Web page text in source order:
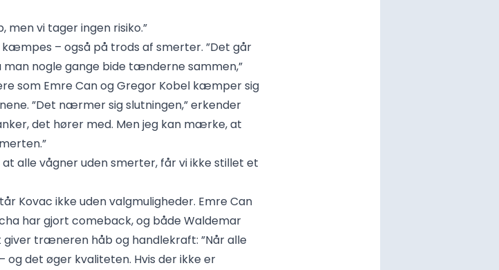
men vi tager ingen risiko.”
– også på trods af smerter. ”Det går
man nogle gange bide tænderne sammen,”
som Emre Can og Gregor Kobel kæmper sig
”Det nærmer sig slutningen,” erkender
det hører med. Men jeg kan mærke, at
at alle vågner uden smerter, får vi ikke stillet et
Kovac ikke uden valgmuligheder. Emre Can
har gjort comeback, og både Waldemar
giver træneren håb og handlekraft: ”Når alle
og det øger kvaliteten. Hvis der ikke er